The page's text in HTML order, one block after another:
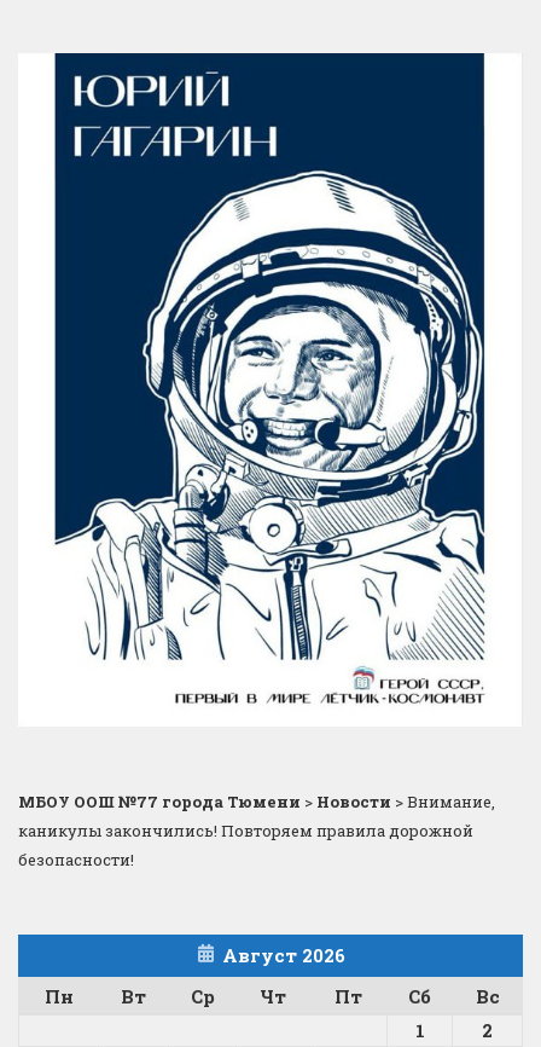
МБОУ ООШ №77 города Тюмени > Новости >Внимание,
каникулы закончились! Повторяем правила дорожной
безопасности!
Август 2026
Пн
Вт Ср Чт Пт Сб
Вс
1
2